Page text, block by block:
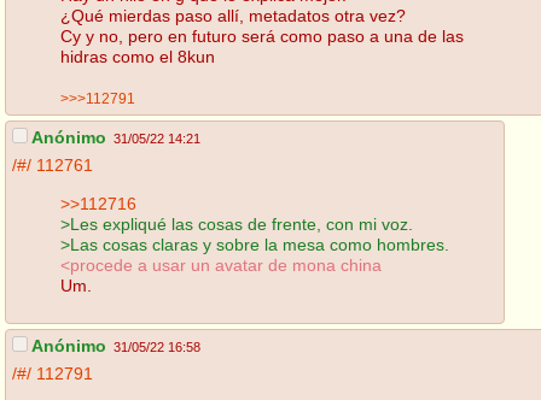
¿Qué mierdas paso allí, metadatos otra vez?
Cy y no, pero en futuro será como paso a una de las
hidras como el 8kun
>>>112791
Anónimo 31/05/22 14:21
/#/ 112761
>>112716
>Les expliqué las cosas de frente, con mi voz.
>Las cosas claras y sobre la mesa como hombres.
<procede a usar un avatar de mona china
Um.
Anónimo 31/05/22 16:58
/#/ 112791